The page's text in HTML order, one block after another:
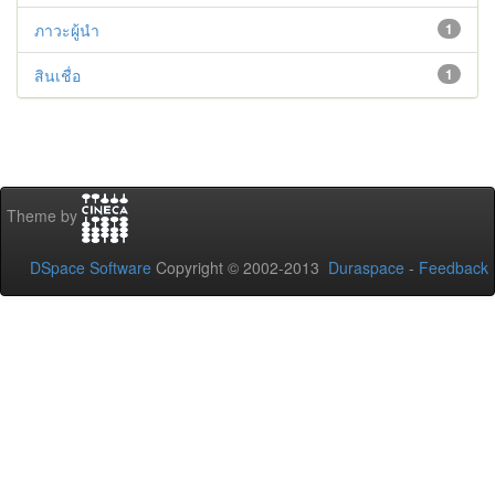
1
ภาวะผู้นำ
1
สินเชื่อ
Theme by
DSpace Software Copyright © 2002-2013 Duraspace - Feedback